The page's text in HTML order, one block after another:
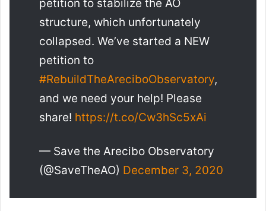
petition to stabilize the AO
structure, which unfortunately
collapsed. We’ve started a NEW
petition to
#RebuildTheAreciboObservatory,
and we need your help! Please
share! https://t.co/Cw3hSc5xAi
— Save the Arecibo Observatory
(@SaveTheAO) December 3, 2020